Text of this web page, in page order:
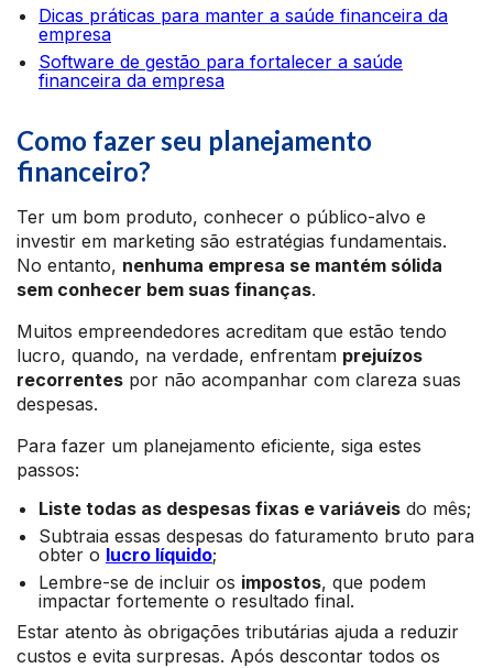
Dicas práticas para manter a saúde financeira da
empresa
Software de gestão para fortalecer a saúde
financeira da empresa
Como fazer seu planejamento
financeiro?
Ter um bom produto, conhecer o público-alvo e
investir em marketing são estratégias fundamentais.
No entanto, nenhuma empresa se mantém sólida
sem conhecer bem suas finanças.
Muitos empreendedores acreditam que estão tendo
lucro, quando, na verdade, enfrentam prejuízos
recorrentes por não acompanhar com clareza suas
despesas.
Para fazer um planejamento eficiente, siga estes
passos:
Liste todas as despesas fixas e variáveis do mês;
Subtraia essas despesas do faturamento bruto para
obter o lucro líquido;
Lembre-se de incluir os impostos, que podem
impactar fortemente o resultado final.
Estar atento às obrigações tributárias ajuda a reduzir
custos e evita surpresas. Após descontar todos os